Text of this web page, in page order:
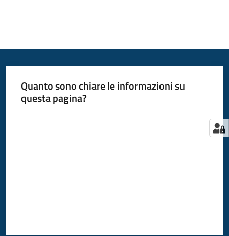
Quanto sono chiare le informazioni su
questa pagina?